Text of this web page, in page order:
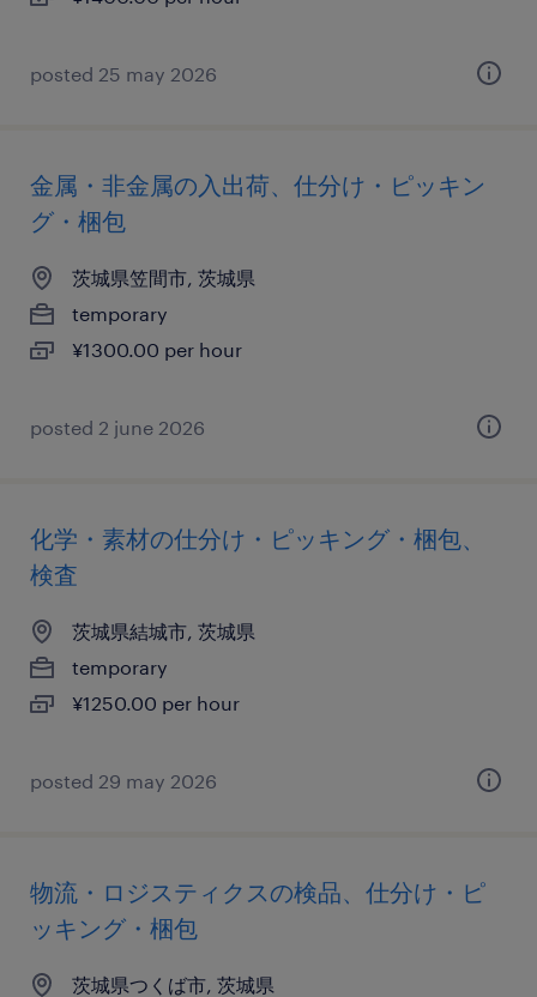
posted 25 may 2026
金属・非金属の入出荷、仕分け・ピッキン
グ・梱包
茨城県笠間市, 茨城県
temporary
¥1300.00 per hour
posted 2 june 2026
化学・素材の仕分け・ピッキング・梱包、
検査
茨城県結城市, 茨城県
temporary
¥1250.00 per hour
posted 29 may 2026
物流・ロジスティクスの検品、仕分け・ピ
ッキング・梱包
茨城県つくば市, 茨城県